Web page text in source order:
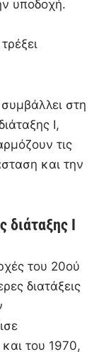
υποδοχή.
στη
I,
τις
και την
διάταξης I
του 20ού
διατάξεις
του 1970,